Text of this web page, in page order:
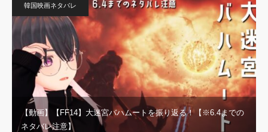
韓国映画ネタバレ
【動画】【FF14】大迷宮バハムートを振り返る！【※6.4までの
ネタバレ注意】